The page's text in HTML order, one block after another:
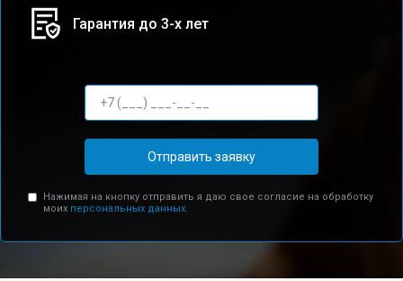
Гарантия до 3-х лет
Отправить заявку
Нажимая на кнопку отправить я даю свое согласие на обработку
моих персональных данных.